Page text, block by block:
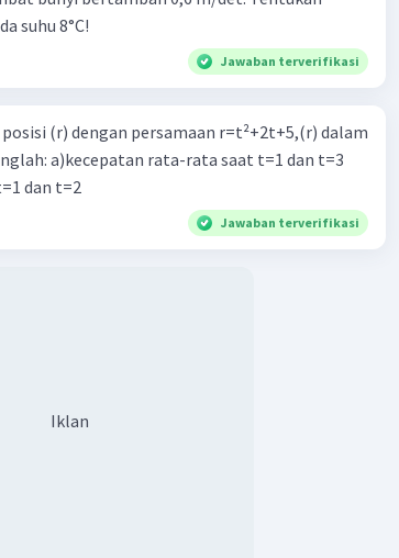
suhu 8°C!
Jawaban terverifikasi
(r) dengan persamaan r=t²+2t+5,(r) dalam
a)kecepatan rata-rata saat t=1 dan t=3
dan t=2
Jawaban terverifikasi
Iklan